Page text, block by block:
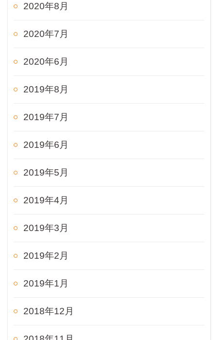
2020年8月
2020年7月
2020年6月
2019年8月
2019年7月
2019年6月
2019年5月
2019年4月
2019年3月
2019年2月
2019年1月
2018年12月